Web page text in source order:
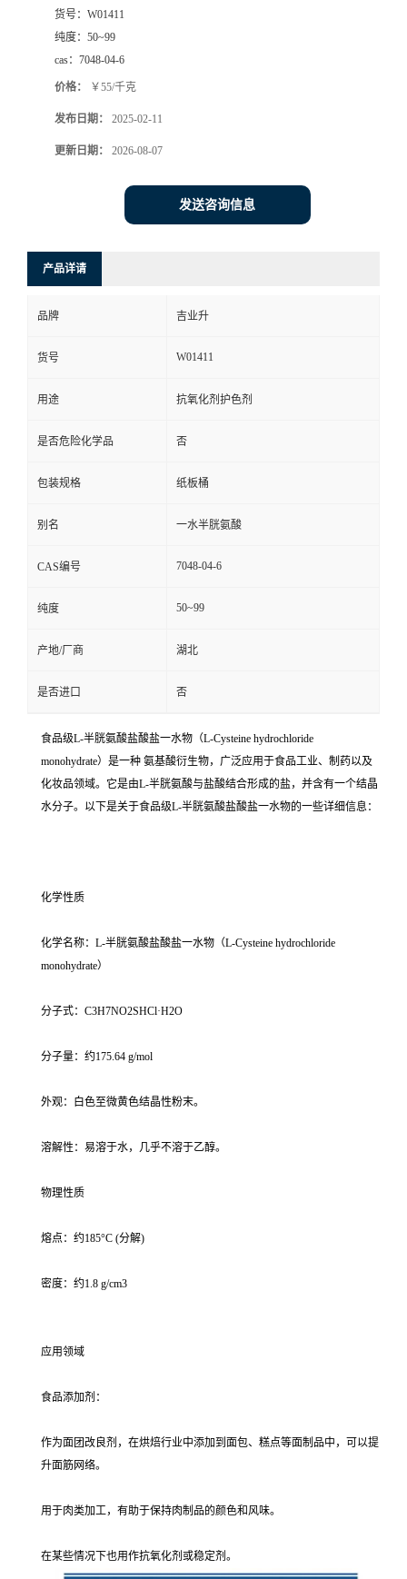
货号： W01411
纯度： 50~99
cas： 7048-04-6
价格： ￥55/千克
发布日期： 2025-02-11
更新日期： 2026-08-07
发送咨询信息
产品详请
品牌 吉业升
货号 W01411
用途 抗氧化剂护色剂
是否危险化学品 否
包装规格 纸板桶
别名 一水半胱氨酸
CAS编号 7048-04-6
纯度 50~99
产地/厂商 湖北
是否进口 否
食品级L-半胱氨酸盐酸盐一水物（L-Cysteine hydrochloride
monohydrate）是一种 氨基酸衍生物，广泛应用于食品工业、制药以及
化妆品领域。它是由L-半胱氨酸与盐酸结合形成的盐，并含有一个结晶
水分子。以下是关于食品级L-半胱氨酸盐酸盐一水物的一些详细信息：
化学性质
化学名称：L-半胱氨酸盐酸盐一水物（L-Cysteine hydrochloride
monohydrate）
分子式：C3H7NO2SHCl·H2O
分子量：约175.64 g/mol
外观：白色至微黄色结晶性粉末。
溶解性：易溶于水，几乎不溶于乙醇。
物理性质
熔点：约185°C (分解)
密度：约1.8 g/cm3
应用领域
食品添加剂：
作为面团改良剂，在烘焙行业中添加到面包、糕点等面制品中，可以提
升面筋网络。
用于肉类加工，有助于保持肉制品的颜色和风味。
在某些情况下也用作抗氧化剂或稳定剂。